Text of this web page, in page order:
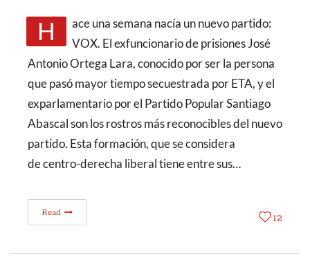
Hace una semana nacía un nuevo partido:
VOX. El exfuncionario de prisiones José
Antonio Ortega Lara, conocido por ser la persona
que pasó mayor tiempo secuestrada por ETA, y el
exparlamentario por el Partido Popular Santiago
Abascal son los rostros más reconocibles del nuevo
partido. Esta formación, que se considera
de centro-derecha liberal tiene entre sus…
Read 12